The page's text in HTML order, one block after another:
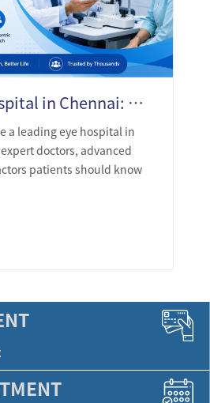
Leading Eye Hospital in Chennai: What Patients Should Know Before Choosing
a leading eye hospital in
doctors, advanced
patients should know